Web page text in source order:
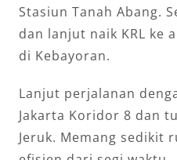
Stasiun Tanah Abang.
dan lanjut naik KRL ke
di Kebayoran.
Lanjut perjalanan
Jakarta Koridor 8 dan
Jeruk. Memang sedikit